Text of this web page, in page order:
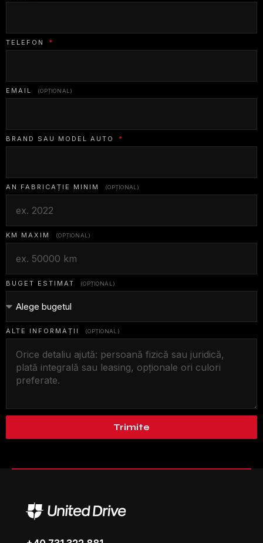
TELEFON *
EMAIL (OPȚIONAL)
BRAND SAU MODEL AUTO *
AN FABRICAȚIE MINIM (OPȚIONAL)
KM MAXIM (OPȚIONAL)
BUGET ESTIMAT (OPȚIONAL)
ALTE INFORMAȚII (OPȚIONAL)
Trimite